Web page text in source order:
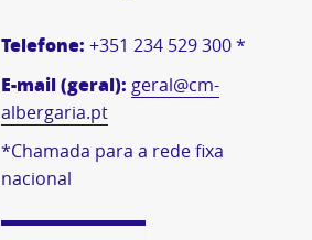
Telefone: +351 234 529 300 *
E-mail (geral): geral@cm-
albergaria.pt
*Chamada para a rede fixa
nacional